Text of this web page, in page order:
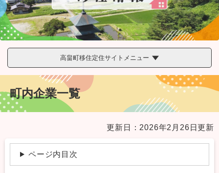
高畠町移住定住サイトメニュー
町内企業一覧
更新日：2026年2月26日更新
ページ内目次